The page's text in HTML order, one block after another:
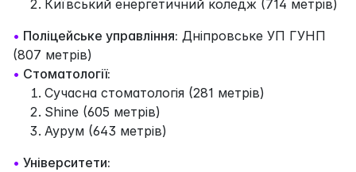
Київський енергетичний коледж (714 метрів)
• Поліцейське управління: Дніпровське УП ГУНП
(807 метрів)
• Стоматології:
Сучасна стоматологія (281 метрів)
Shine (605 метрів)
Аурум (643 метрів)
• Університети: